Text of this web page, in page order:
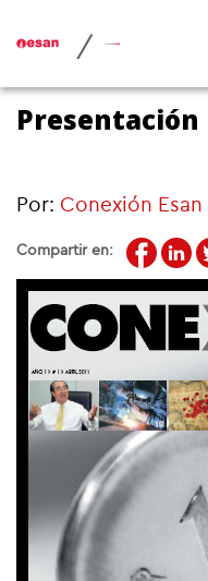
/
Presentación
Por: Conexión Esan
Compartir en: